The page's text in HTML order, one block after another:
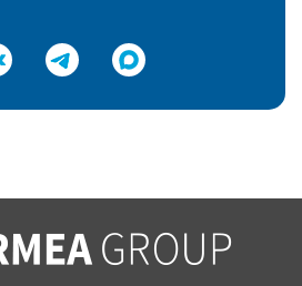
нашей политикой